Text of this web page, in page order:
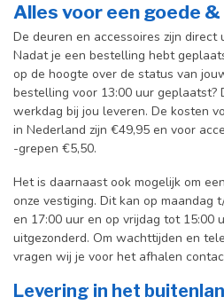
Alles voor een goede
De deuren en accessoires zijn direct
Nadat je een bestelling hebt
op de hoogte over de status van
bestelling voor 13:00 uur geplaatst?
werkdag bij jou leveren. De kosten
in Nederland zijn €49,95 en voor
-grepen €5,50.
Het is daarnaast ook mogelijk om
onze vestiging. Dit kan op maandag
en 17:00 uur en op vrijdag tot 15:00
uitgezonderd. Om wachttijden en
vragen wij je voor het afhalen
Levering in het